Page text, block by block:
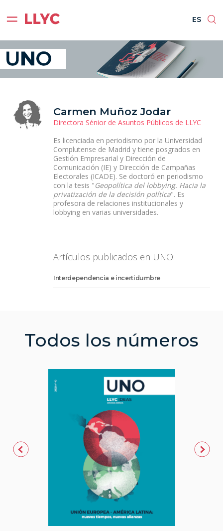
ES
PT
Carmen Muñoz Jodar
Directora Sénior de Asuntos Públicos de LLYC
Es licenciada en periodismo por la Universidad
Complutense de Madrid y tiene posgrados en
Gestión Empresarial y Dirección de
Comunicación (IE) y Dirección de Campañas
Electorales (ICADE). Se doctoró en periodismo
con la tesis "Geopolítica del lobbying. Hacia la
privatización de la decisión política". Es
profesora de relaciones institucionales y
lobbying en varias universidades.
Artículos publicados en UNO:
Interdependencia e incertidumbre
Todos los números